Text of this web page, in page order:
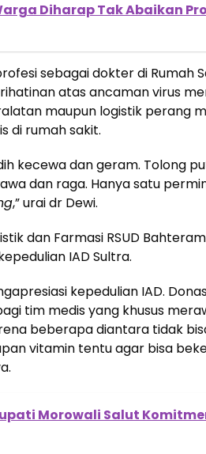
Diharap Tak Abaikan
sebagai dokter di Rumah
atas ancaman virus
maupun logistik perang
di rumah sakit.
kecewa dan geram. Tolong
dan raga. Hanya satu
,” urai dr Dewi.
dan Farmasi RSUD
IAD Sultra.
kepedulian IAD.
tim medis yang khusus
beberapa diantara tidak
vitamin tentu agar bisa
Morowali Salut